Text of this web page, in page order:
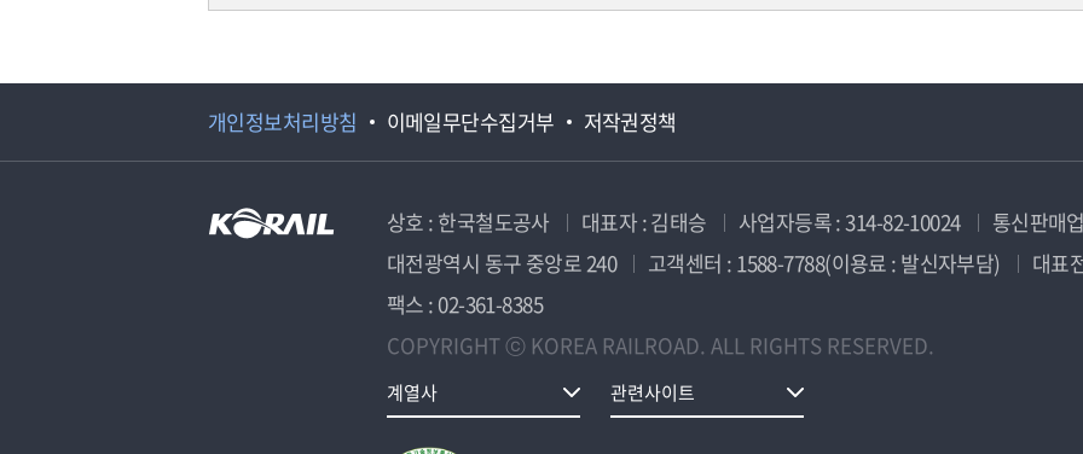
개인정보처리방침 이메일무단수집거부 저작권정책
상호 : 한국철도공사 대표자 : 김태승 사업자등록 : 314-82-10024
통신판매
대전광역시 동구 중앙로 240
고객센터 : 1588-7788(이용료 : 발신자부담)
대표
팩스 : 02-361-8385
COPYRIGHT ⓒ KOREA RAILROAD. ALL RIGHTS RESERVED.
계열사 관련사이트